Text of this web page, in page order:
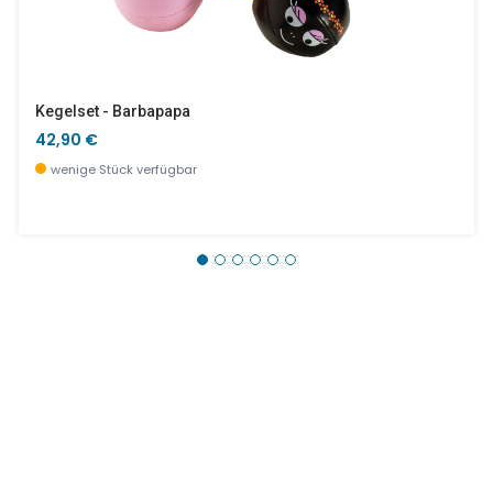
Kegelset - Barbapapa
42,90 €
wenige Stück verfügbar